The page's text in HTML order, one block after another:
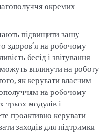
окремих
підвищити вашу
здоров’я на робочому
бесід і звітування
вплинути на роботу
як керувати власним
на робочому
трьох модулів і
проактивно керувати
заходів для підтримки